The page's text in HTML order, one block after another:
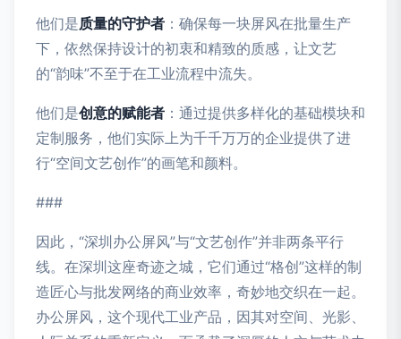
他们是质量的守护者 ：确保每一块屏风在批量生产
下，依然保持设计的初衷和精致的质感，让文艺
的“韵味”不至于在工业流程中流失。
他们是创意的赋能者 ：通过提供多样化的基础模块和
定制服务，他们实际上为千千万万的企业提供了进
行“空间文艺创作”的画笔和颜料。
###
因此，“深圳办公屏风”与“文艺创作”并非两条平行
线。在深圳这座奇迹之城，它们通过“格创”这样的制
造匠心与批发网络的商业效率，奇妙地交织在一起。
办公屏风，这个现代工业产品，因其对空间、光影、